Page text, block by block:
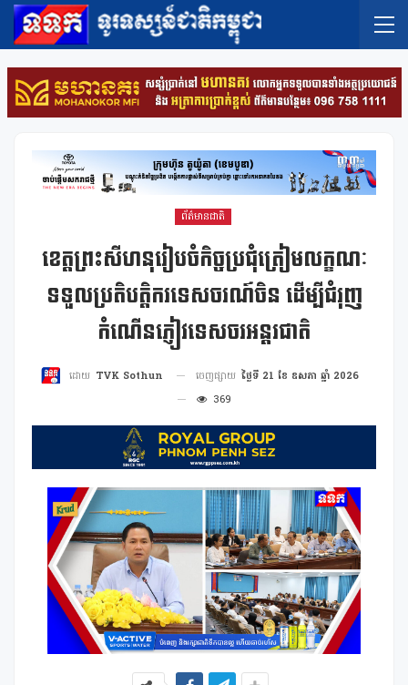
ព័ត៌មានជាតិ
ខេត្តព្រះសីហនុរៀបចំកិច្ចប្រជុំត្រៀមលក្ខណៈ
ទទួលប្រតិបត្តិករទេសចរណ៍ចិន ដើម្បីជំរុញ
កំណើនភ្ញៀវទេសចរអន្តរជាតិ
ដោយ TVK Sothun ចេញផ្សាយ ថ្ងៃទី 21 ខែ ឧសភា ឆ្នាំ 2026
369